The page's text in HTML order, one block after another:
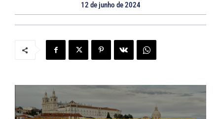
12 de junho de 2024